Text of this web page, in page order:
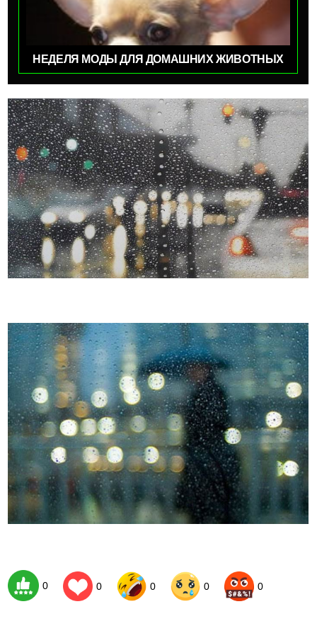
НЕДЕЛЯ МОДЫ ДЛЯ ДОМАШНИХ ЖИВОТНЫХ
0 0 0 0 0